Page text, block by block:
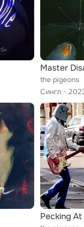
Master
the pigeons
Сингл
Pecking